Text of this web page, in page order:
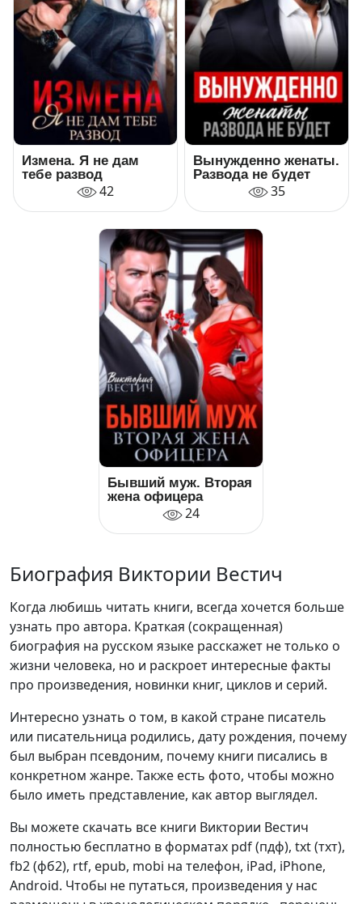
Измена. Я не дам
тебе развод
42
Вынужденно женаты.
Развода не будет
35
Бывший муж. Вторая
жена офицера
24
Биография Виктории Вестич
Когда любишь читать книги, всегда хочется больше
узнать про автора. Краткая (сокращенная)
биография на русском языке расскажет не только о
жизни человека, но и раскроет интересные факты
про произведения, новинки книг, циклов и серий.
Интересно узнать о том, в какой стране писатель
или писательница родились, дату рождения, почему
был выбран псевдоним, почему книги писались в
конкретном жанре. Также есть фото, чтобы можно
было иметь представление, как автор выглядел.
Вы можете скачать все книги Виктории Вестич
полностью бесплатно в форматах pdf (пдф), txt (тхт),
fb2 (фб2), rtf, epub, mobi на телефон, iPad, iPhone,
Android. Чтобы не путаться, произведения у нас